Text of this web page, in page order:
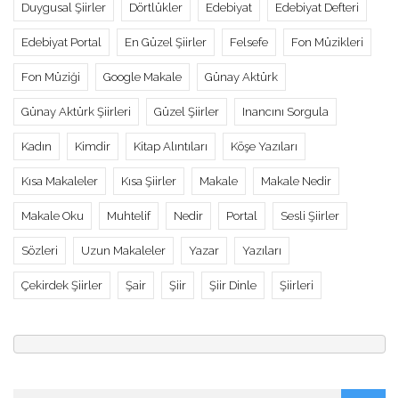
Duygusal Şiirler Dörtlükler Edebiyat Edebiyat Defteri
Edebiyat Portal En Güzel Şiirler Felsefe Fon Müzikleri
Fon Müziği Google Makale Günay Aktürk
Günay Aktürk Şiirleri Güzel Şiirler Inancını Sorgula
Kadın Kimdir Kitap Alıntıları Köşe Yazıları
Kısa Makaleler Kısa Şiirler Makale Makale Nedir
Makale Oku Muhtelif Nedir Portal Sesli Şiirler
Sözleri Uzun Makaleler Yazar Yazıları
Çekirdek Şiirler Şair Şiir Şiir Dinle Şiirleri